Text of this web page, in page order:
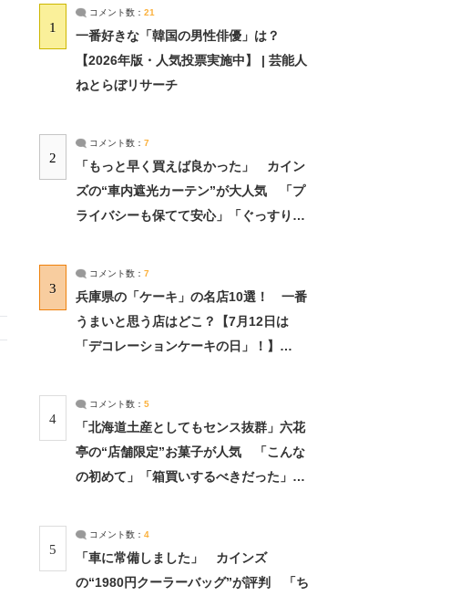
1
コメント数： 21
一番好きな「韓国の男性俳優」は？
【2026年版・人気投票実施中】 | 芸能人
ねとらぼリサーチ
2
コメント数： 7
「もっと早く買えば良かった」 カイン
ズの“車内遮光カーテン”が大人気 「プ
ライバシーも保てて安心」「ぐっすり眠
3
コメント数： 7
兵庫県の「ケーキ」の名店10選！ 一番
うまいと思う店はどこ？【7月12日は
「デコレーションケーキの日」！】
4
コメント数： 5
「北海道土産としてもセンス抜群」六花
亭の“店舗限定”お菓子が人気 「こんな
の初めて」「箱買いするべきだった」
5
コメント数： 4
「車に常備しました」 カインズ
の“1980円クーラーバッグ”が評判 「ち